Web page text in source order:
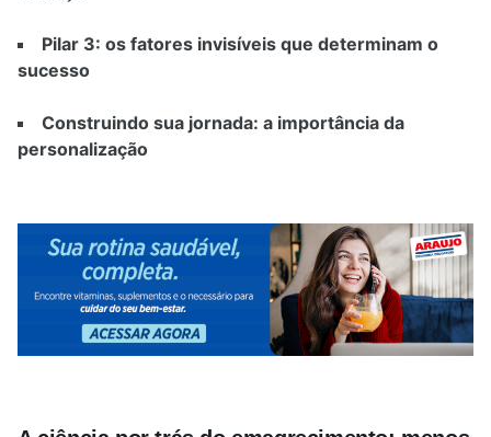
Pilar 3: os fatores invisíveis que determinam o
sucesso
Construindo sua jornada: a importância da
personalização